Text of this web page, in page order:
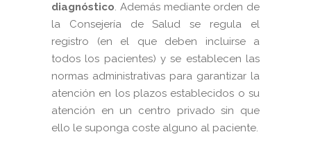
diagnóstico. Además mediante orden de
la Consejería de Salud se regula el
registro (en el que deben incluirse a
todos los pacientes) y se establecen las
normas administrativas para garantizar la
atención en los plazos establecidos o su
atención en un centro privado sin que
ello le suponga coste alguno al paciente.